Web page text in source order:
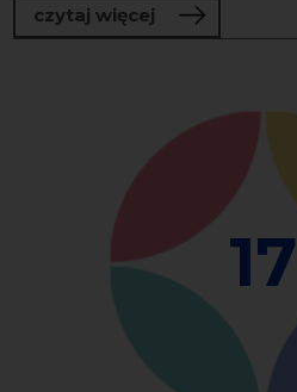
czytaj więcej o TRACKLISTA
17